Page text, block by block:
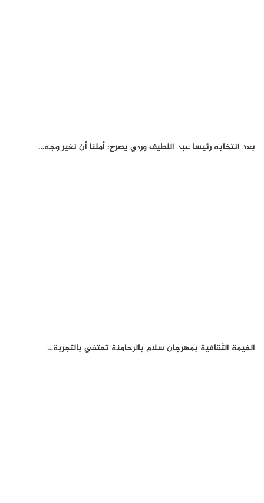
بعد انتخابه رئيسا عبد اللطيف وردي يصرح: أملنا أن نغير وجه…
الخيمة الثقافية بمهرجان سلام بالرحامنة تحتفي بالتجربة…